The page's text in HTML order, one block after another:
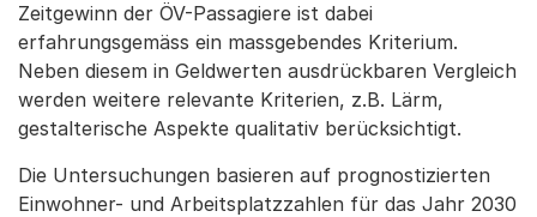
Zeitgewinn der ÖV-Passagiere ist dabei
erfahrungsgemäss ein massgebendes Kriterium.
Neben diesem in Geldwerten ausdrückbaren Vergleich
werden weitere relevante Kriterien, z.B. Lärm,
gestalterische Aspekte qualitativ berücksichtigt.
Die Untersuchungen basieren auf prognostizierten
Einwohner- und Arbeitsplatzzahlen für das Jahr 2030